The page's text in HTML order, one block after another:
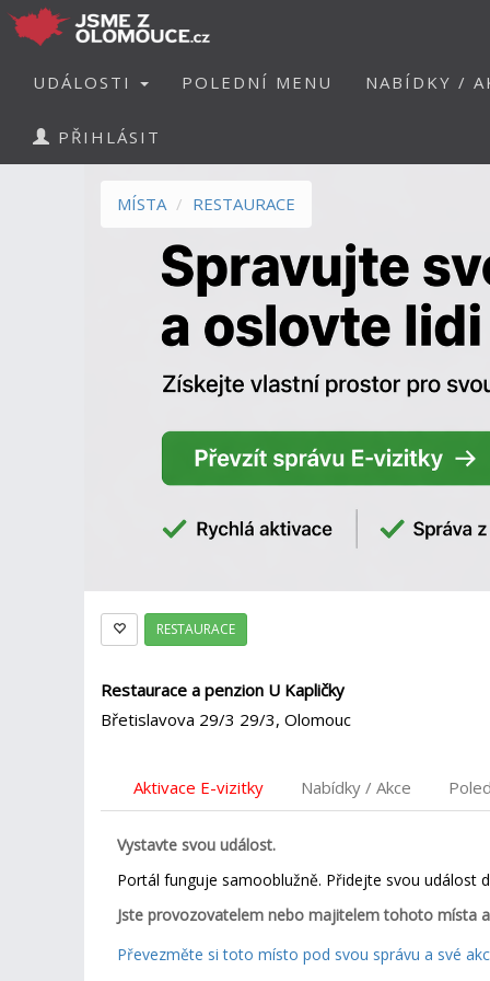
UDÁLOSTI POLEDNÍ MENU NABÍDKY /
PŘIHLÁSIT
MÍSTA RESTAURACE
RESTAURACE
Restaurace a penzion U Kapličky
Břetislavova 29/3 29/3, Olomouc
Aktivace E-vizitky Nabídky / Akce
Vystavte svou událost.
Portál funguje samooblužně. Přidejte svou událost
Jste provozovatelem nebo majitelem tohoto místa
Převezměte si toto místo pod svou správu a své